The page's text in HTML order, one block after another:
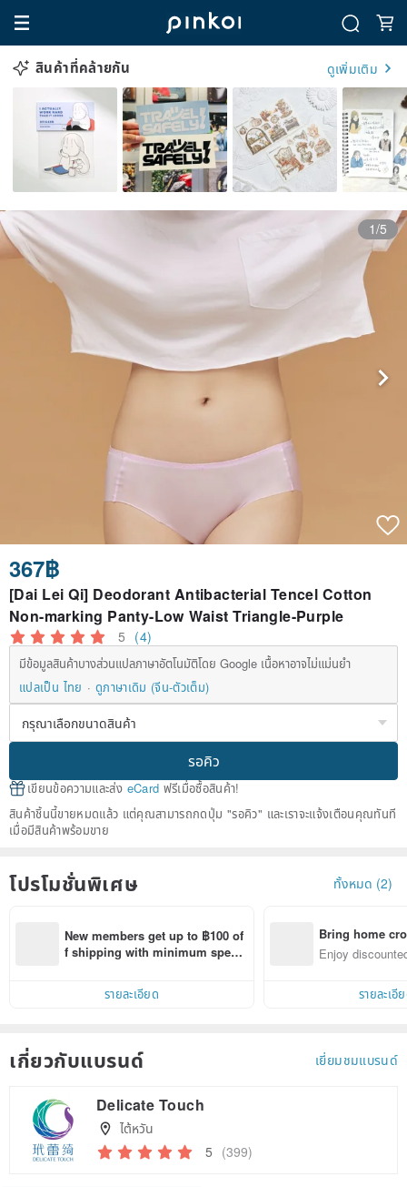
สินค้าที่คล้ายกัน ดูเพิ่มเติม
1/5
367฿
[Dai Lei Qi] Deodorant Antibacterial Tencel Cotton
Non-marking Panty-Low Waist Triangle-Purple
5 (4)
มีข้อมูลสินค้าบางส่วนแปลภาษาอัตโนมัติโดย Google เนื้อหาอาจไม่แม่นยำ
แปลเป็น ไทย
ดูภาษาเดิม (จีน-ตัวเต็ม)
รอคิว
เขียนข้อความและส่ง eCard ฟรีเมื่อซื้อสินค้า!
สินค้าชิ้นนี้ขายหมดแล้ว แต่คุณสามารถกดปุ่ม "รอคิว" และเราจะแจ้งเตือนคุณทันที
เมื่อมีสินค้าพร้อมขาย
โปรโมชั่นพิเศษ ทั้งหมด (2)
New members get up to ฿100 of
f shipping with minimum spen
within 7 days!
รายละเอียด
Bring home
n with ease
Enjoy
รายละเอี
เกี่ยวกับแบรนด์ เยี่ยมชมแบรนด์
Delicate Touch
ไต้หวัน
5 (399)